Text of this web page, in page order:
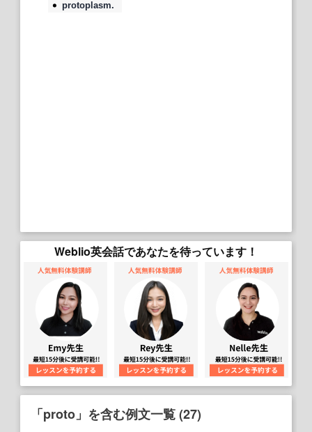
protoplasm.
Weblio英会話であなたを待っています！
「proto」を含む例文一覧 (27)